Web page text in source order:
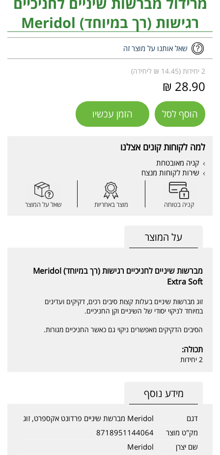
רגישות (רך במיוחד) Meridol
שאל אותנו על מוצר זה
2 יחידות (14.45 ₪ ליחידה)
28.90 ₪
הוסף לסל הזמן עכשיו
למה לקוחות קונים אצלנו
קניה מאובטחת
שירות לקוחות מנצח
קניה בטוחה מוצר באחריות שאל על המוצר
על המוצר
מברשות שיניים לחניכיים רגישות (רך במיוחד) Meridol
Extra Soft
זוג מברשות שיניים בעלות קצות סיבים רכים, דקיקים ועדינים
במיוחד לניקוי יסודי של השיניים וקן החניכיים.
הסיבים הדקיקים מאפשרים ניקוי גם כאשר החניכיים מגורות.
תכולה:
2 יחידות
מידע נוסף
דגם
Meridol מברשת שיניים פרדונט אקספרט, זוג
מק"ט מוצר
8718951144064
שם יצרן
Meridol